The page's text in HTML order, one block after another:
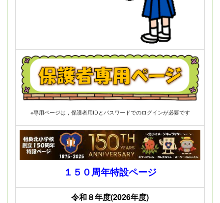
※専用ページは，保護者用IDとパスワードでのログインが必要です
１５０周年特設ページ
令和８年度(2026年度)